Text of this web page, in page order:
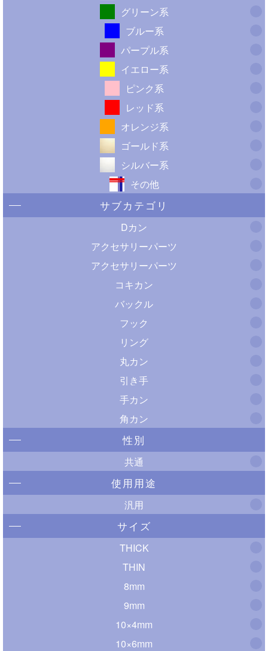
グリーン系
ブルー系
パープル系
イエロー系
ピンク系
レッド系
オレンジ系
ゴールド系
シルバー系
その他
サブカテゴリ
Dカン
アクセサリーパーツ
アクセサリーパーツ
コキカン
バックル
フック
リング
丸カン
引き手
手カン
角カン
性別
共通
使用用途
汎用
サイズ
THICK
THIN
8mm
9mm
10×4mm
10×6mm